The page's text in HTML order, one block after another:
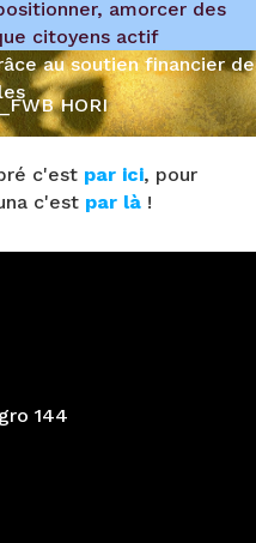
amorcer des
citoyens actif
au soutien financier de
c'est par ici, pour
c'est par là !
144